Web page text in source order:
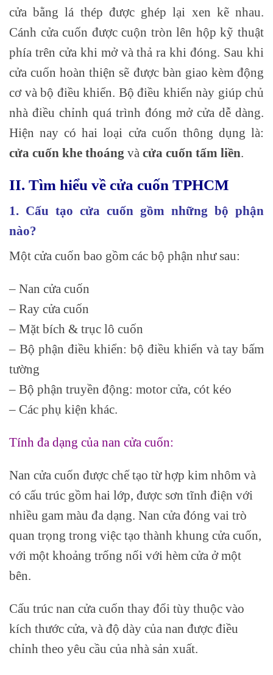
cửa bằng lá thép được ghép lại xen kẽ nhau.
Cánh cửa cuốn được cuộn tròn lên hộp kỹ thuật
phía trên cửa khi mở và thả ra khi đóng. Sau khi
cửa cuốn hoàn thiện sẽ được bàn giao kèm động
cơ và bộ điều khiển. Bộ điều khiển này giúp chủ
nhà điều chỉnh quá trình đóng mở cửa dễ dàng.
Hiện nay có hai loại cửa cuốn thông dụng là:
cửa cuốn khe thoáng và cửa cuốn tấm liền.
II. Tìm hiểu về cửa cuốn TPHCM
1. Cấu tạo cửa cuốn gồm những bộ phận
nào?
Một cửa cuốn bao gồm các bộ phận như sau:
– Nan cửa cuốn
– Ray cửa cuốn
– Mặt bích & trục lô cuốn
– Bộ phận điều khiển: bộ điều khiển và tay bấm
tường
– Bộ phận truyền động: motor cửa, cót kéo
– Các phụ kiện khác.
Tính đa dạng của nan cửa cuốn:
Nan cửa cuốn được chế tạo từ hợp kim nhôm và
có cấu trúc gồm hai lớp, được sơn tĩnh điện với
nhiều gam màu đa dạng. Nan cửa đóng vai trò
quan trọng trong việc tạo thành khung cửa cuốn,
với một khoảng trống nối với hèm cửa ở một
bên.
Cấu trúc nan cửa cuốn thay đổi tùy thuộc vào
kích thước cửa, và độ dày của nan được điều
chỉnh theo yêu cầu của nhà sản xuất.